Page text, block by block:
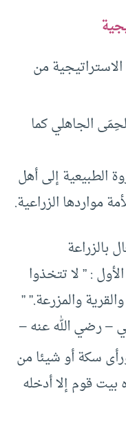
من
الجاهلي كما
الطبيعية إلى أهل
مواردها الزراعية.
بالزراعة
: ” لا تتخذوا
والمزرعة.” ”
– رضي الله عنه –
سكة أو شيئا من
قوم إلا أدخله